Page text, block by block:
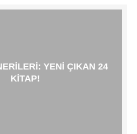
YENI ÇIKAN 24
KITAP!